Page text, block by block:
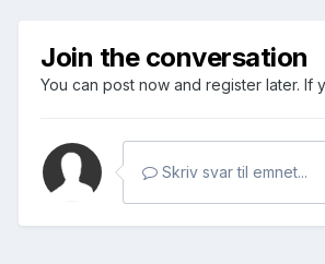
Join the conversation
You can post now and register later. If
Skriv svar til emnet...